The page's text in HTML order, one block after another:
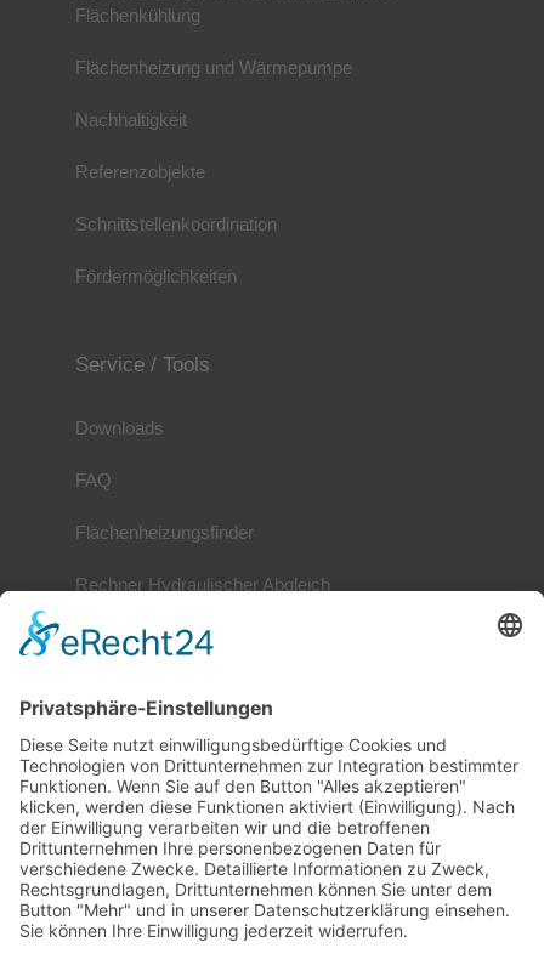
Flächenkühlung
Flächenheizung und Wärmepumpe
Nachhaltigkeit
Referenzobjekte
Schnittstellenkoordination
Fördermöglichkeiten
Service / Tools
Downloads
FAQ
Flächenheizungsfinder
Rechner Hydraulischer Abgleich
Mitglieder
Mitgliederverzeichnis
Referenzobjekte
Mitglied werden
Mitglieder-Login